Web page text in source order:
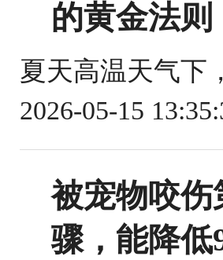
的黄金法则
夏天高温天气下
2026-05-15
被宠物咬伤
骤，能降低